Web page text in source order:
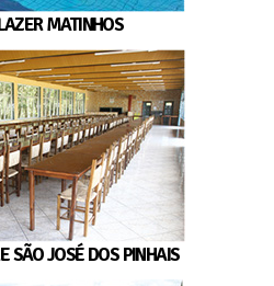
MATINHOS
SÃO JOSÉ DOS PINHAIS